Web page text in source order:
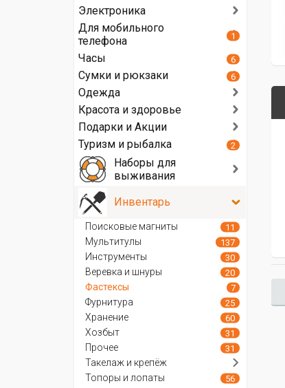
Электроника
Для мобильного
телефона
1
Часы 6
Сумки и рюкзаки 6
Одежда
Красота и здоровье
Подарки и Акции
Туризм и рыбалка
2
Наборы для
выживания
Инвентарь
Поисковые магниты 11
Мультитулы 137
Инструменты 30
Веревка и шнуры 20
Фастексы 7
Фурнитура 25
Хранение 60
Хозбыт 31
Прочее 31
Такелаж и крепёж
Топоры и лопаты
56